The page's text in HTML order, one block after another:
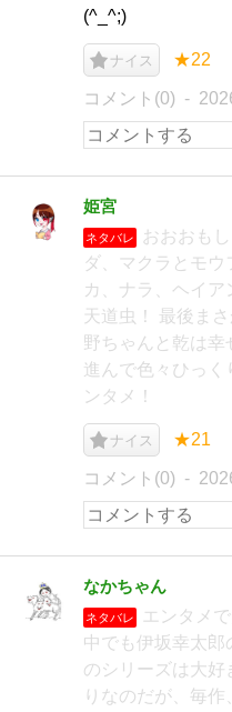
(^_^;)
ナイス ★22
コメント(0)
姫宮
ネタバレ
おおおも
ダ、マクラとモウ
カ、ナラ、ヘイ
天道虫！ 最後ま
野ちゃんと乾は幸
進んで色々ひっく
ンタメ！
ナイス ★21
コメント(0)
なかちゃん
ネタバレ
エンタメ
中でも伊坂幸太郎
のシリーズは大好
りなのだが、毎